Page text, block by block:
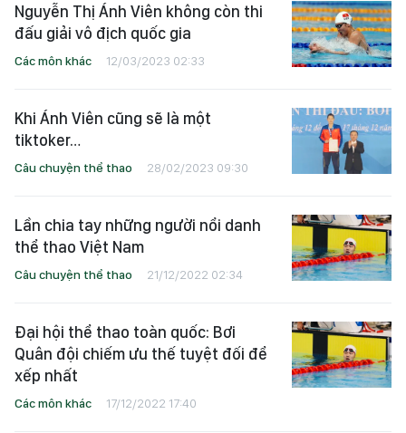
Nguyễn Thị Ánh Viên không còn thi
đấu giải vô địch quốc gia
Các môn khác 12/03/2023 02:33
Khi Ánh Viên cũng sẽ là một
tiktoker…
Câu chuyện thể thao 28/02/2023 09:30
Lần chia tay những người nổi danh
thể thao Việt Nam
Câu chuyện thể thao 21/12/2022 02:34
Đại hội thể thao toàn quốc: Bơi
Quân đội chiếm ưu thế tuyệt đối để
xếp nhất
Các môn khác 17/12/2022 17:40